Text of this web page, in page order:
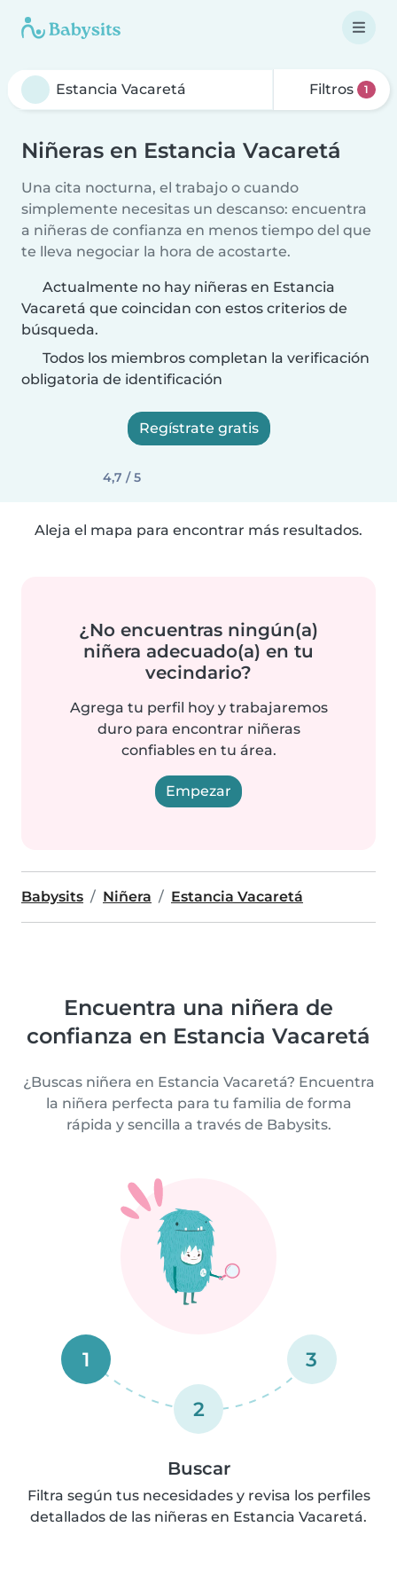
Filtros 1
Niñeras en Estancia Vacaretá
Una cita nocturna, el trabajo o cuando
simplemente necesitas un descanso: encuentra
a niñeras de confianza en menos tiempo del que
te lleva negociar la hora de acostarte.
Actualmente no hay niñeras en Estancia
Vacaretá que coincidan con estos criterios de
búsqueda.
Todos los miembros completan la verificación
obligatoria de identificación
Regístrate gratis
4,7 / 5
Aleja el mapa para encontrar más resultados.
¿No encuentras ningún(a)
niñera adecuado(a) en tu
vecindario?
Agrega tu perfil hoy y trabajaremos
duro para encontrar niñeras
confiables en tu área.
Empezar
Babysits Niñera Estancia Vacaretá
Encuentra una niñera de
confianza en Estancia Vacaretá
¿Buscas niñera en Estancia Vacaretá? Encuentra
la niñera perfecta para tu familia de forma
rápida y sencilla a través de Babysits.
1
2
3
Buscar
Filtra según tus necesidades y revisa los perfiles
detallados de las niñeras en Estancia Vacaretá.